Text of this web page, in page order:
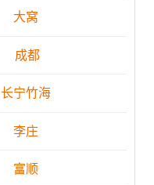
大窝
成都
长宁竹海
李庄
富顺